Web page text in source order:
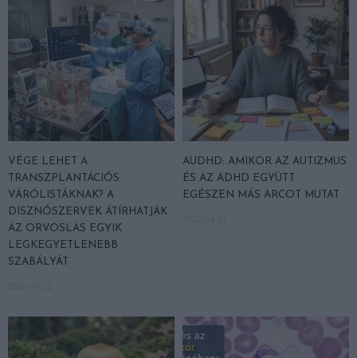
VÉGE LEHET A
TRANSZPLANTÁCIÓS
VÁRÓLISTÁKNAK? A
DISZNÓSZERVEK ÁTÍRHATJÁK
AZ ORVOSLÁS EGYIK
LEGKEGYETLENEBB
SZABÁLYÁT
AUDHD: AMIKOR AZ AUTIZMUS
ÉS AZ ADHD EGYÜTT
EGÉSZEN MÁS ARCOT MUTAT